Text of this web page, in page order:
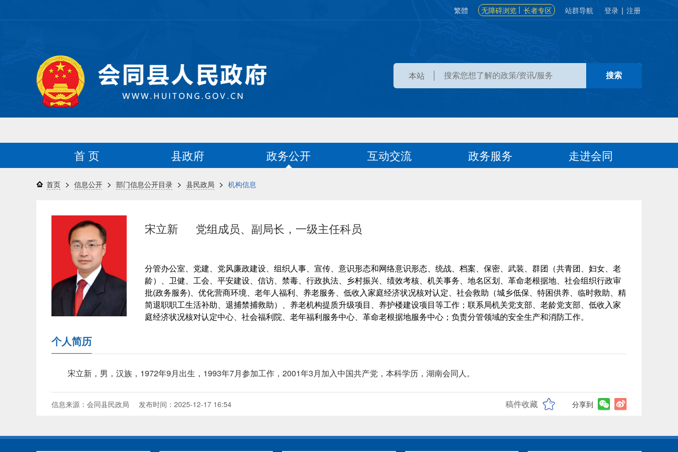
繁體 无障碍浏览 长者专区 站群导航 登录 | 注册
本站
首 页 县政府 政务公开 互动交流 政务服务 走进会同
首页 > 信息公开 > 部门信息公开目录 > 县民政局 > 机构信息
宋立新 党组成员、副局长，一级主任科员
分管办公室、党建、党风廉政建设、组织人事、宣传、意识形态和网络意识形态、统战、档案、保密、武装、群团（共青团、妇女、老
龄）、卫健、工会、平安建设、信访、禁毒、行政执法、乡村振兴、绩效考核、机关事务、地名区划、革命老根据地、社会组织行政审
批(政务服务)、优化营商环境、老年人福利、养老服务、低收入家庭经济状况核对认定、社会救助（城乡低保、特困供养、临时救助、精
简退职职工生活补助、退捕禁捕救助）、养老机构提质升级项目、养护楼建设项目等工作；联系局机关党支部、老龄党支部、低收入家
庭经济状况核对认定中心、社会福利院、老年福利服务中心、革命老根据地服务中心；负责分管领域的安全生产和消防工作。
个人简历
宋立新，男，汉族，1972年9月出生，1993年7月参加工作，2001年3月加入中国共产党，本科学历，湖南会同人。
信息来源：会同县民政局 发布时间：2025-12-17 16:54 稿件收藏 分享到